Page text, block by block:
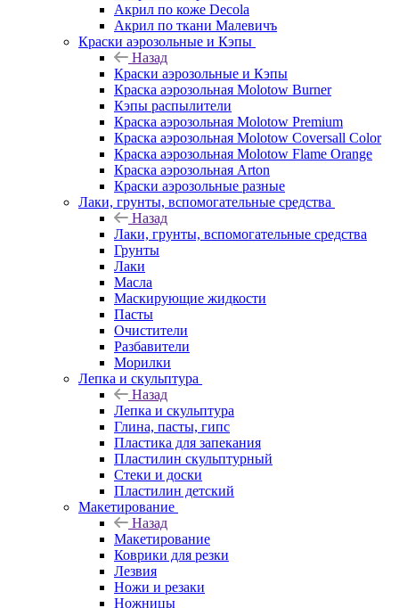
Акрил по коже Decola
Акрил по ткани Малевичъ
Краски аэрозольные и Кэпы
Назад
Краски аэрозольные и Кэпы
Краска аэрозольная Molotow Burner
Кэпы распылители
Краска аэрозольная Molotow Premium
Краска аэрозольная Molotow Coversall Color
Краска аэрозольная Molotow Flame Orange
Краска аэрозольная Arton
Краски аэрозольные разные
Лаки, грунты, вспомогательные средства
Назад
Лаки, грунты, вспомогательные средства
Грунты
Лаки
Масла
Маскирующие жидкости
Пасты
Очистители
Разбавители
Морилки
Лепка и скульптура
Назад
Лепка и скульптура
Глина, пасты, гипс
Пластика для запекания
Пластилин скульптурный
Стеки и доски
Пластилин детский
Макетирование
Назад
Макетирование
Коврики для резки
Лезвия
Ножи и резаки
Ножницы